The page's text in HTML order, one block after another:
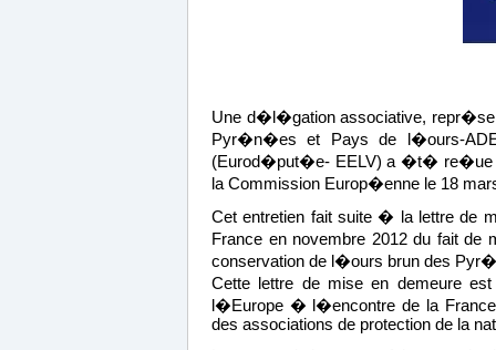
Une d�l�gation associative,
Pyr�n�es et Pays de l�ours-
(Eurod�put�e- EELV) a �t� re�ue
la Commission Europ�enne le 18
Cet entretien fait suite � la lettre de
France en novembre 2012 du fait
conservation de l�ours brun des
Cette lettre de mise en demeure
l�Europe � l�encontre de la
des associations de protection de la